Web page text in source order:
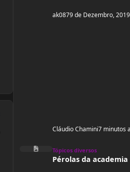
ak0879 de Dezembro, 2019
Cláudio Chamini7 minutos
Pérolas da academia
Tópicos diversos
Pérolas da academia